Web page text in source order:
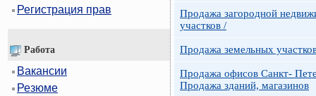
Регистрация прав
Работа
Вакансии
Резюме
Продажа загородной
участков /
Продажа земельных
Продажа офисов Санкт-
Продажа зданий, магазинов